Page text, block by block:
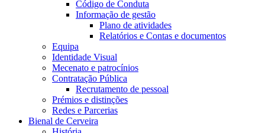
Código de Conduta
Informação de gestão
Plano de atividades
Relatórios e Contas e documentos
Equipa
Identidade Visual
Mecenato e patrocínios
Contratação Pública
Recrutamento de pessoal
Prémios e distinções
Redes e Parcerias
Bienal de Cerveira